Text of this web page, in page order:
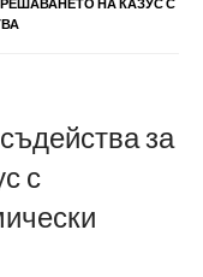
за
с